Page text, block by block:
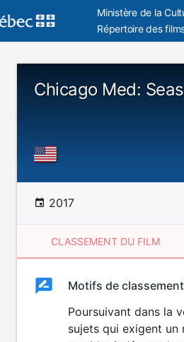
Ministère de la
Répertoire des
Chicago Med:
2017
CLASSEMENT DU FILM
ClassementClassement
Motifs de classement
Poursuivant dans la
sujets qui exigent un